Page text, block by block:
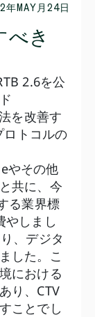
年MAY月24日
べき
2.6を公
を改善す
ロトコルの
やその他
共に、今
る業界標
やしまし
、デジタ
した。こ
における
り、CTV
ことでし